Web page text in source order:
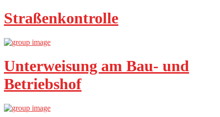
Straßenkontrolle
Unterweisung am Bau- und
Betriebshof